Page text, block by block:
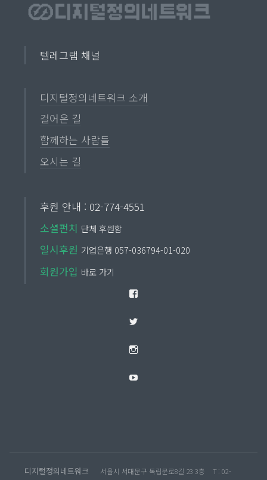
텔레그램 채널
디지털정의네트워크 소개
걸어온 길
함께하는 사람들
오시는 길
후원 안내 : 02-774-4551
소셜펀치 단체 후원함
일시후원 기업은행 057-036794-01-020
회원가입 바로 가기
Facebook
Twitter
Instagram
YouTube
디지털정의네트워크 서울시 서대문구 독립문로8길 23 3층
T : 02-